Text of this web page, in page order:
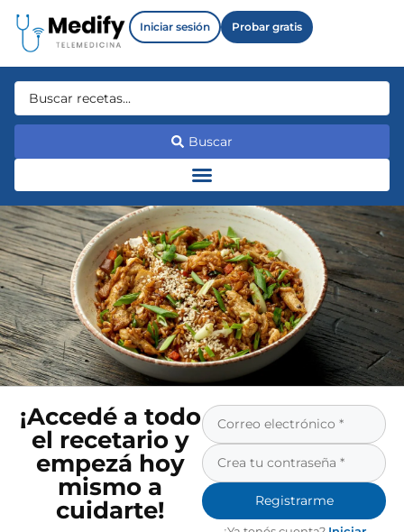
Iniciar sesión Probar gratis
Buscar
¡Accedé a todo
el recetario y
empezá hoy
mismo a
cuidarte!
Registrarme